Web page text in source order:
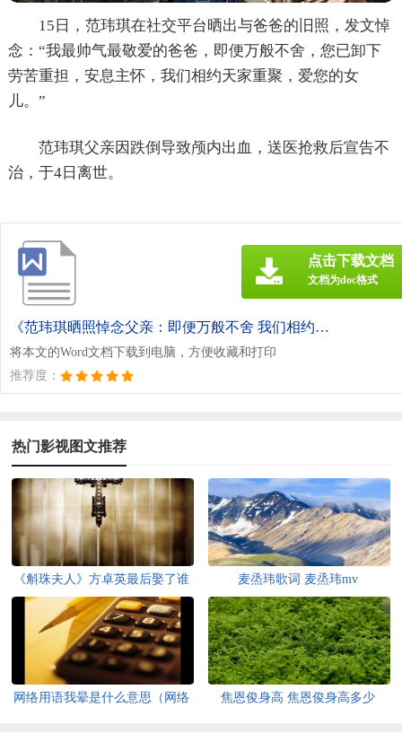
15日，范玮琪在社交平台晒出与爸爸的旧照，发文悼
念：“我最帅气最敬爱的爸爸，即便万般不舍，您已卸下
劳苦重担，安息主怀，我们相约天家重聚，爱您的女
儿。”
范玮琪父亲因跌倒导致颅内出血，送医抢救后宣告不
治，于4日离世。
《范玮琪晒照悼念父亲：即便万般不舍 我们相约天家重聚.doc》
将本文的Word文档下载到电脑，方便收藏和打印
推荐度：
点击下载文档
文档为doc格式
热门影视图文推荐
《斛珠夫人》方卓英最后娶了谁
卓英的如意新娘身份揭秘
麦烝玮歌词 麦烝玮mv
网络用语我晕是什么意思（网络
焦恩俊身高 焦恩俊身高多少